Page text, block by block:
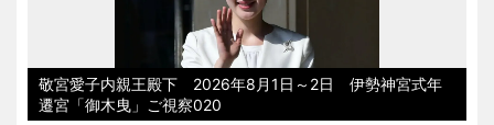
敬宮愛子内親王殿下 2026年8月1日～2日 伊勢神宮式年
遷宮「御木曳」ご視察020